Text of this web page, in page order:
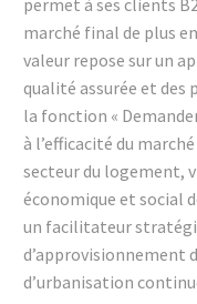
permet à ses clients
marché final de plus
valeur repose sur un
qualité assurée et des
la fonction «
à l’efficacité du
secteur du logement,
économique et social
un facilitateur
d’approvisionnement
d’urbanisation